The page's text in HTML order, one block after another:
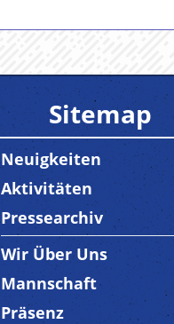
Sitemap
Neuigkeiten
Aktivitäten
Pressearchiv
Trenner3
Wir Über Uns
Mannschaft
Präsenz